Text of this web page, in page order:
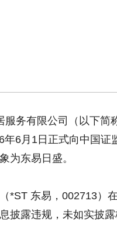
务有限公司（以下简
6月1日正式向中国证
为东易日盛。
*ST 东易，002713）
披露违规，未如实披